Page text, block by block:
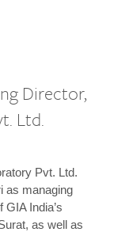
Director,
Ltd.
Pvt. Ltd.
as managing
India’s
as well as